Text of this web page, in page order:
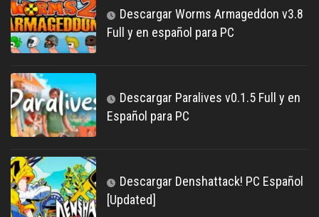
Descargar Worms Armageddon v3.8
Full y en español para PC
Descargar Paralives v0.1.5 Full y en
Español para PC
Descargar Denshattack! PC Español
[Updated]